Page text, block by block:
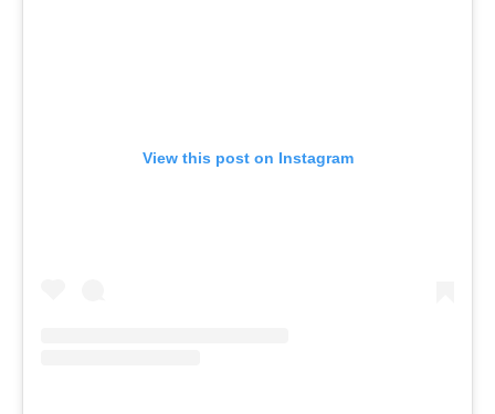
View this post on Instagram